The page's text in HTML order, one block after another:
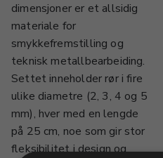
dimensjoner er et allsidig
materiale for
smykkefremstilling og
teknisk metallbearbeiding.
Settet inneholder rør i fire
ulike diametre (2, 3, 4 og 5
mm), hver med en lengde
på 25 cm, noe som gir stor
fleksibilitet i design og